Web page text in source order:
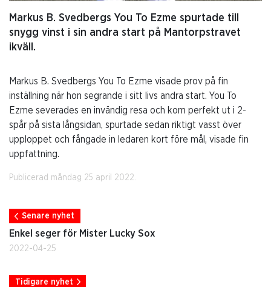
Markus B. Svedbergs You To Ezme spurtade till
snygg vinst i sin andra start på Mantorpstravet
ikväll.
Markus B. Svedbergs You To Ezme visade prov på fin
inställning när hon segrande i sitt livs andra start. You To
Ezme severades en invändig resa och kom perfekt ut i 2-
spår på sista långsidan, spurtade sedan riktigt vasst över
upploppet och fångade in ledaren kort före mål, visade fin
uppfattning.
Publicerad måndag 25 april 2022.
Senare nyhet
Enkel seger för Mister Lucky Sox
2022-04-25
Tidigare nyhet